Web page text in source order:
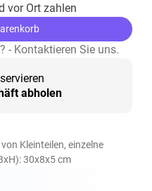
vor Ort zahlen
- Kontaktieren Sie uns.
abholen
Kleinteilen, einzelne
30x8x5 cm